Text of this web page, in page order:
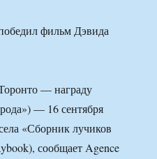
— награду
— 16 сентября
«Сборник лучиков
сообщает Agence